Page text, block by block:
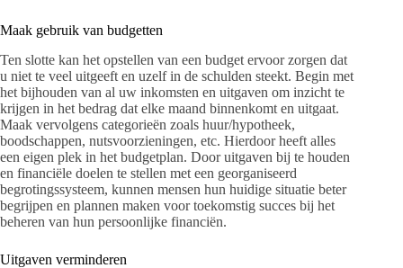
Maak gebruik van budgetten
Ten slotte kan het opstellen van een budget ervoor zorgen dat
u niet te veel uitgeeft en uzelf in de schulden steekt. Begin met
het bijhouden van al uw inkomsten en uitgaven om inzicht te
krijgen in het bedrag dat elke maand binnenkomt en uitgaat.
Maak vervolgens categorieën zoals huur/hypotheek,
boodschappen, nutsvoorzieningen, etc. Hierdoor heeft alles
een eigen plek in het budgetplan. Door uitgaven bij te houden
en financiële doelen te stellen met een georganiseerd
begrotingssysteem, kunnen mensen hun huidige situatie beter
begrijpen en plannen maken voor toekomstig succes bij het
beheren van hun persoonlijke financiën.
Uitgaven verminderen